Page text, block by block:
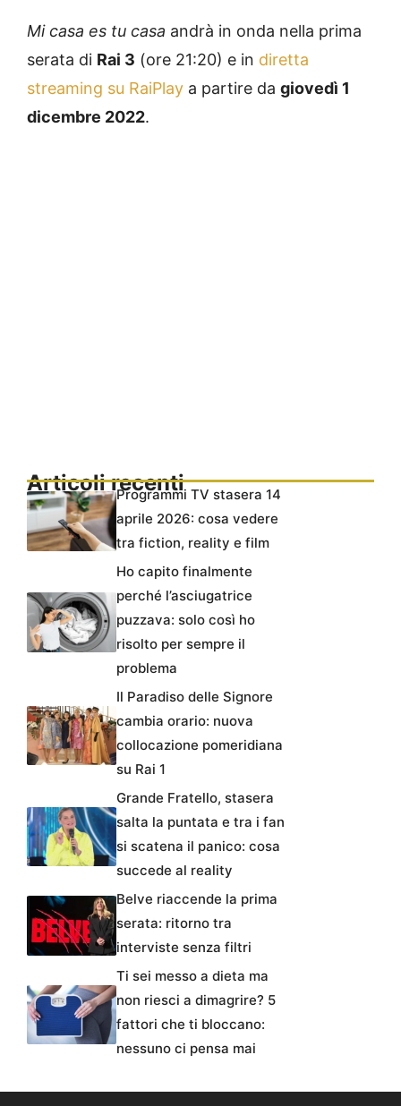
Mi casa es tu casa andrà in onda nella prima
serata di Rai 3 (ore 21:20) e in diretta
streaming su RaiPlay a partire da giovedì 1
dicembre 2022.
Articoli recentiProgrammi TV stasera 14
aprile 2026: cosa vedere
tra fiction, reality e film
Ho capito finalmente
perché l’asciugatrice
puzzava: solo così ho
risolto per sempre il
problema
Il Paradiso delle Signore
cambia orario: nuova
collocazione pomeridiana
su Rai 1
Grande Fratello, stasera
salta la puntata e tra i fan
si scatena il panico: cosa
succede al reality
Belve riaccende la prima
serata: ritorno tra
interviste senza filtri
Ti sei messo a dieta ma
non riesci a dimagrire? 5
fattori che ti bloccano:
nessuno ci pensa mai